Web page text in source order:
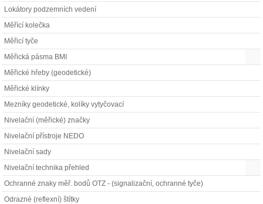
Lokátory podzemních vedení
Měřící kolečka
Měřicí tyče
Měřická pásma BMI
Měřické hřeby (geodetické)
Měřické klínky
Mezníky geodetické, kolíky vytyčovací
Nivelační (měřické) značky
Nivelační přístroje NEDO
Nivelační sady
Nivelační technika přehled
Ochranné znaky měř. bodů OTZ - (signalizační, ochranné tyče)
Odrazné (reflexní) štítky